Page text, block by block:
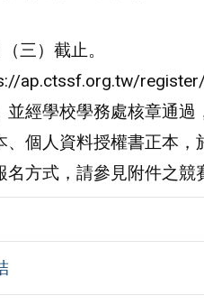
三）截止。
ap.ctssf.org.tw/
經學校學務處核章通過
個人資料授權書正本
方式，請參見附件之競